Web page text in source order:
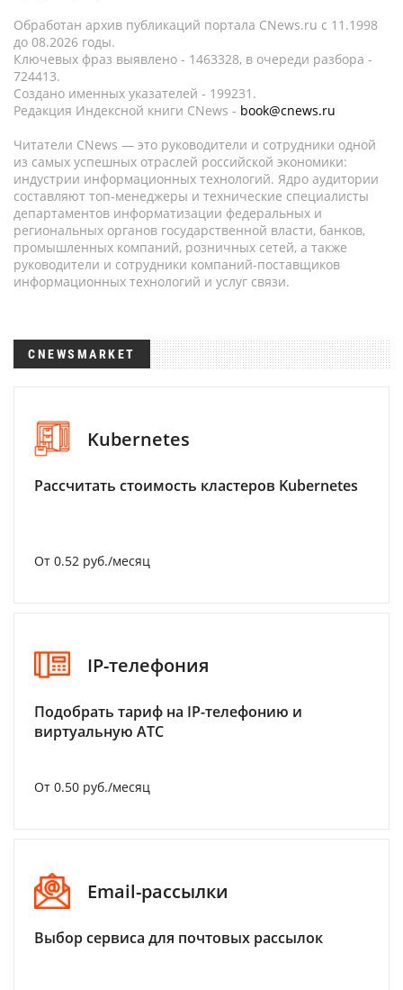
Обработан архив публикаций портала CNews.ru c 11.1998
до 08.2026 годы.
Ключевых фраз выявлено - 1463328, в очереди разбора -
724413.
Создано именных указателей - 199231.
Редакция Индексной книги CNews - book@cnews.ru
Читатели CNews — это руководители и сотрудники одной
из самых успешных отраслей российской экономики:
индустрии информационных технологий. Ядро аудитории
составляют топ-менеджеры и технические специалисты
департаментов информатизации федеральных и
региональных органов государственной власти, банков,
промышленных компаний, розничных сетей, а также
руководители и сотрудники компаний-поставщиков
информационных технологий и услуг связи.
CNEWSMARKET
Kubernetes
Рассчитать стоимость кластеров Kubernetes
От 0.52 руб./месяц
IP-телефония
Подобрать тариф на IP-телефонию и
виртуальную АТС
От 0.50 руб./месяц
Email-рассылки
Выбор сервиса для почтовых рассылок